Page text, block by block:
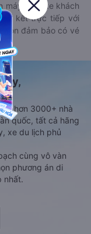
máy bay, xe khách
kết trực tiếp với
đảm bảo có vé
hơn 3000+ nhà
quốc, tất cả hãng
xe du lịch phủ
cùng vô vàn
phương án di
nhất.